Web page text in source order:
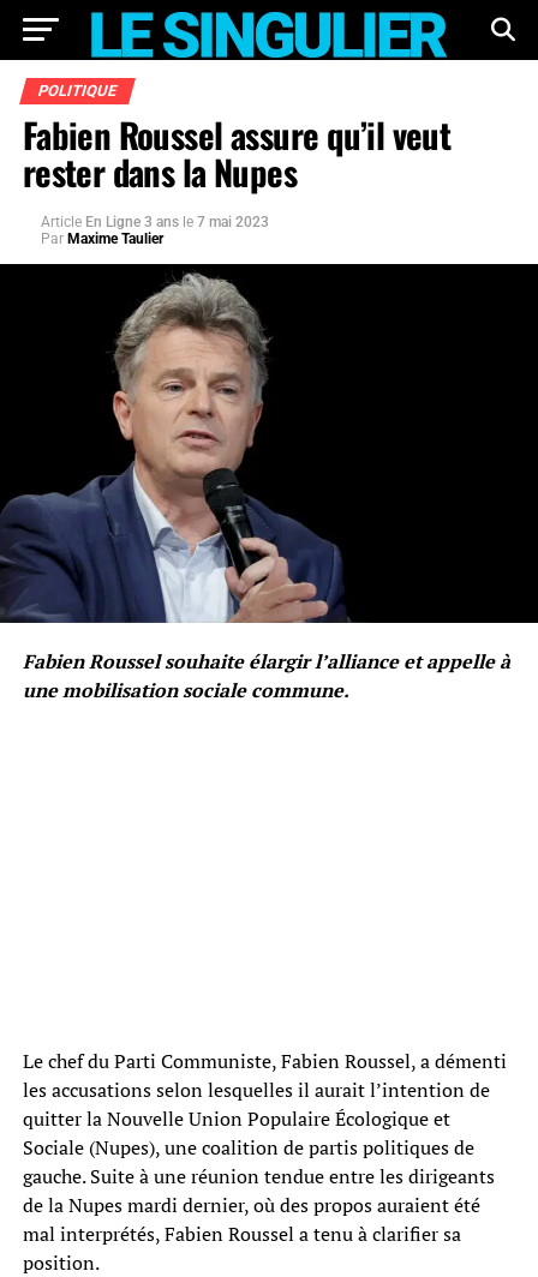
POLITIQUE
Fabien Roussel assure qu’il veut
rester dans la Nupes
Article En Ligne 3 ans le 7 mai 2023
Par Maxime Taulier
Fabien Roussel souhaite élargir l’alliance et appelle à
une mobilisation sociale commune.
Le chef du Parti Communiste, Fabien Roussel, a démenti
les accusations selon lesquelles il aurait l’intention de
quitter la Nouvelle Union Populaire Écologique et
Sociale (Nupes), une coalition de partis politiques de
gauche. Suite à une réunion tendue entre les dirigeants
de la Nupes mardi dernier, où des propos auraient été
mal interprétés, Fabien Roussel a tenu à clarifier sa
position.